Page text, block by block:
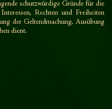
schutzwürdige Gründe für die
Rechten und Freiheiten
der Geltendmachung, Ausübung
dient.